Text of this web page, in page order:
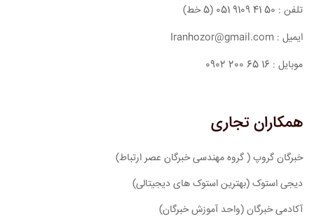
تلفن : 50 41 9109 051 (5 خط)
ایمیل : Iranhozor@gmail.com
موبایل : 16 65 200 0902
همکاران تجاری
خبرگان گروپ ( گروه مهندسی خبرگان عصر ارتباط)
دیجی استوک (بهترین استوک های دیجیتالی)
آکادمی خبرگان (واحد آموزش خبرگان)